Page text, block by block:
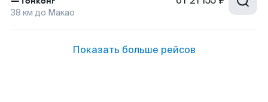
38 км до Макао
Показать больше рейсов